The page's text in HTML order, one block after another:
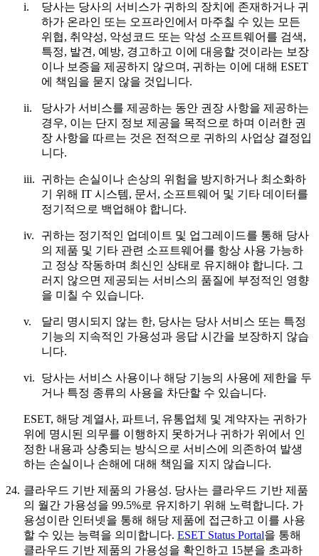
i.
당사는 당사의 서비스가 귀하의 장치에 존재하거나 귀
하가 온라인 또는 오프라인에서 마주칠 수 있는 모든
위협, 취약성, 악성코드 또는 악성 소프트웨어를 검색,
특정, 발견, 예방, 경고하고 이에 대응할 것이라는 보장
이나 보증을 제공하지 않으며, 귀하는 이에 대해 ESET
에 책임을 묻지 않을 것입니다.
ii.
당사가 서비스를 제공하는 동안 권장 사항을 제공하는
경우, 이는 단지 정보 제공을 목적으로 하며 이러한 권
장 사항을 따르는 것은 전적으로 귀하의 사업상 결정입
니다.
iii.
귀하는 손실이나 손상의 위험을 방지하거나 최소화하
기 위해 IT 시스템, 문서, 소프트웨어 및 기타 데이터를
정기적으로 백업해야 합니다.
iv.
귀하는 정기적인 업데이트 및 업그레이드를 통해 당사
의 제품 및 기타 관련 소프트웨어를 항상 사용 가능하
고 정상 작동하며 최신인 상태로 유지해야 합니다. 그
러지 않으면 제공되는 서비스의 품질에 부정적인 영향
을 미칠 수 있습니다.
v.
달리 명시되지 않는 한, 당사는 당사 서비스 또는 특정
기능의 지속적인 가용성과 응답 시간을 보장하지 않습
니다.
vi.
당사는 서비스 사용이나 해당 기능의 사용에 제한을 두
거나 특정 종류의 사용을 차단할 수 있습니다.
ESET, 해당 계열사, 파트너, 유통업체 및 계약자는 귀하가
위에 명시된 의무를 이행하지 못하거나 귀하가 위에서 인
정한 내용과 상충되는 방식으로 서비스에 의존하여 발생
하는 손실이나 손해에 대해 책임을 지지 않습니다.
24. 클라우드 기반 제품의 가용성. 당사는 클라우드 기반 제품
의 월간 가용성을 99.5%로 유지하기 위해 노력합니다. 가
용성이란 인터넷을 통해 해당 제품에 접근하고 이를 사용
할 수 있는 능력을 의미합니다. ESET Status Portal을 통해
클라우드 기반 제품의 가용성을 확인하고 15분을 초과하